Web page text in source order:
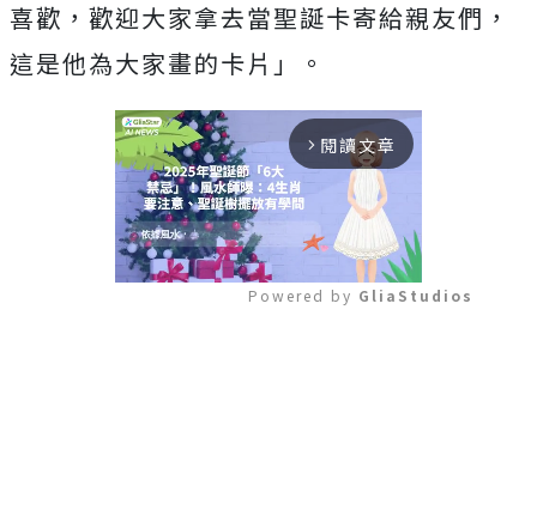
喜歡，歡迎大家拿去當聖誕卡寄給親友們，
這是他為大家畫的卡片」。
arrow_forward_ios 閱讀文章
Powered by GliaStudios